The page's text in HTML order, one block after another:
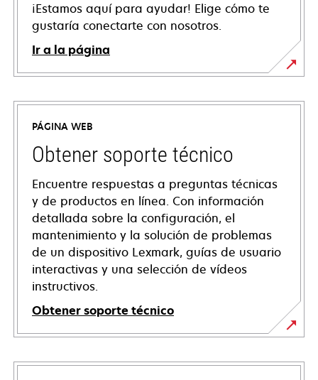
¡Estamos aquí para ayudar! Elige cómo te
gustaría conectarte con nosotros.
Ir a la página
PÁGINA WEB
Obtener soporte técnico
Encuentre respuestas a preguntas técnicas
y de productos en línea. Con información
detallada sobre la configuración, el
mantenimiento y la solución de problemas
de un dispositivo Lexmark, guías de usuario
interactivas y una selección de vídeos
instructivos.
Obtener soporte técnico
se
abre